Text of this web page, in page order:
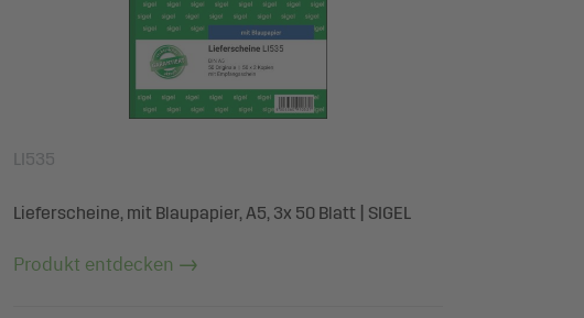
LI535
Lieferscheine, mit Blaupapier, A5, 3x 50 Blatt | SIGEL
Produkt entdecken